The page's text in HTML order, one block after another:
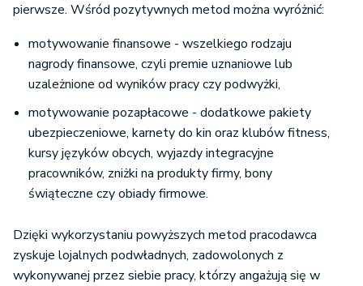
pierwsze. Wśród pozytywnych metod można wyróżnić:
motywowanie finansowe - wszelkiego rodzaju
nagrody finansowe, czyli premie uznaniowe lub
uzależnione od wyników pracy czy podwyżki,
motywowanie pozapłacowe - dodatkowe pakiety
ubezpieczeniowe, karnety do kin oraz klubów fitness,
kursy języków obcych, wyjazdy integracyjne
pracowników, zniżki na produkty firmy, bony
świąteczne czy obiady firmowe.
Dzięki wykorzystaniu powyższych metod pracodawca
zyskuje lojalnych podwładnych, zadowolonych z
wykonywanej przez siebie pracy, którzy angażują się w